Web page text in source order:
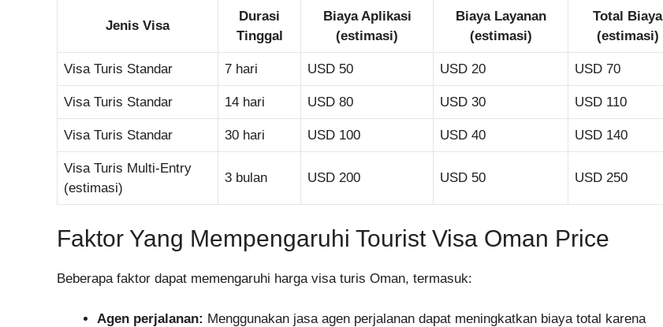
Jenis Visa
Durasi
Tinggal
Biaya Aplikasi
(estimasi)
Biaya Layanan
(estimasi)
Total Biaya
(estimasi)
Visa Turis Standar 7 hari USD 50 USD 20 USD 70
Visa Turis Standar 14 hari USD 80 USD 30 USD 110
Visa Turis Standar 30 hari USD 100 USD 40 USD 140
Visa Turis Multi-Entry
(estimasi)
3 bulan USD 200 USD 50 USD 250
Faktor Yang Mempengaruhi Tourist Visa Oman Price
Beberapa faktor dapat memengaruhi harga visa turis Oman, termasuk:
Agen perjalanan: Menggunakan jasa agen perjalanan dapat meningkatkan biaya total karena